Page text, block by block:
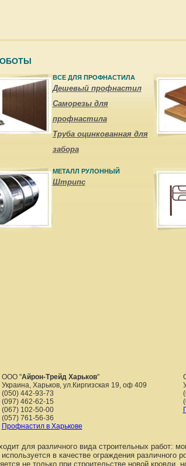
ВСЕ ДЛЯ ПРОФНАСТИЛА
Дешевый профнастил
Саморезы для
профнастила
Труба оцинкованная для
забора
МЕТАЛЛ РУЛОННЫЙ
Штрипс
ООО "Айрон-Трейд Харьков"
Украина, Харьков, ул.Киргизская 19, оф 409
(050) 442-93-73
(097) 462-62-15
(067) 102-50-00
(057) 761-56-36
Профнастил в Харькове
для различного вида строительных работ:
в качестве ограждения различного
не только при строительстве новой кровли,